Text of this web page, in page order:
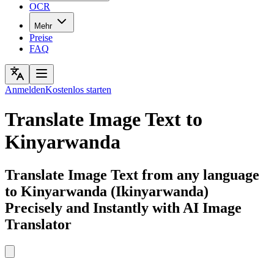
OCR
Mehr
Preise
FAQ
AnmeldenKostenlos starten
Translate Image Text to
Kinyarwanda
Translate Image Text from any language
to Kinyarwanda (Ikinyarwanda)
Precisely and Instantly with AI Image
Translator